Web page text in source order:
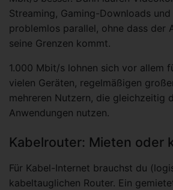
Streaming, Gaming-Downloads
problemlos parallel, ohne dass der
seine Grenzen kommt.
1.000 Mbit/s lohnen sich vor allem
vielen Geräten, regelmäßigen
mehreren Nutzern, die gleichzeitig
Anwendungen nutzen.
Kabelrouter: Mieten oder
Für Kabel-Internet brauchst du
kabeltauglichen Router. Ein